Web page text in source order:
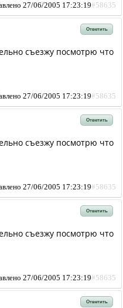
27/06/2005 17:23:19#58635
Ответить
съезжу посмотрю что
27/06/2005 17:23:19#58635
Ответить
съезжу посмотрю что
27/06/2005 17:23:19#58635
Ответить
съезжу посмотрю что
27/06/2005 17:23:19#58635
Ответить